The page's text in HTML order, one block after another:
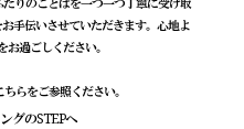
手伝いさせていただきます。心地よ
過ごしください。
らをご参照ください。
グのSTEPへ